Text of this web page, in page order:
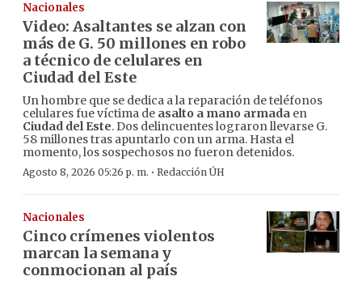
Nacionales
Video: Asaltantes se alzan con
más de G. 50 millones en robo
a técnico de celulares en
Ciudad del Este
Un hombre que se dedica a la reparación de teléfonos
celulares fue víctima de asalto a mano armada en
Ciudad del Este. Dos delincuentes lograron llevarse G.
58 millones tras apuntarlo con un arma. Hasta el
momento, los sospechosos no fueron detenidos.
Agosto 8, 2026 05:26 p. m. · Redacción ÚH
Nacionales
Cinco crímenes violentos
marcan la semana y
conmocionan al país